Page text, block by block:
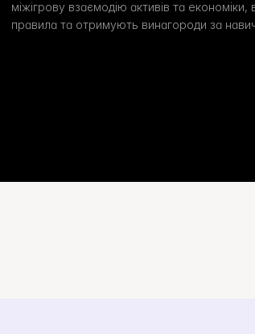
міжігрову взаємодію активів та економіки,
правила та отримують винагороди за